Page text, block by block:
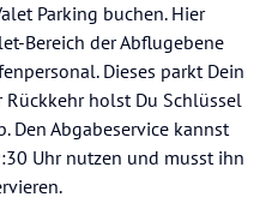
Parking buchen. Hier
Bereich der Abflugebene
Dieses parkt Dein
Rückkehr holst Du Schlüssel
Den Abgabeservice kannst
Uhr nutzen und musst ihn